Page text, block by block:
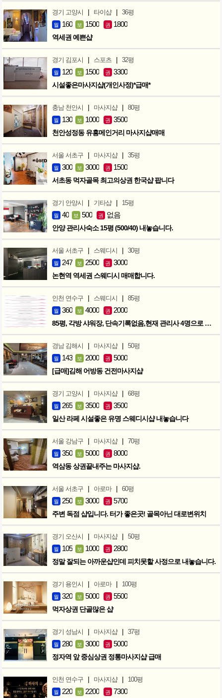
경기 고양시 | 타이샵 | 36평
월 160 보 1500 권 1800
역세권 예쁜샵
경기 김포시 | 스포츠 | 32평
월 120 보 1500 권 3300
시설좋은마사지샵(개인사정)*급매*
충남 천안시 | 마사지샵 | 80평
월 130 보 1000 권 3500
천안성정동 유흥메인거리 마사지샵매매
서울 서초구 | 마사지샵 | 35평
월 300 보 3000 권 1500
서초동 먹자골목 최고의상권 한국샵 팝니다
경기 안양시 | 기타샵 | 15평
월 40 보 500 권 없음
안양 관리사숙소 15평 (500/40) 내놓습니다.
서울 서초구 | 스웨디시 | 30평
월 247 보 2500 권 3000
논현역 역세권 스웨디시 매매합니다.
인천 연수구 | 스웨디시 | 85평
월 360 보 4000 권 2000
85평, 각방 샤워장, 단속기록없음,현재 관리사 4명으로 성업중
경남 김해시 | 마사지샵 | 50평
월 143 보 2000 권 5000
[급매]김해 어방동 건전마사지샵
경기 고양시 | 마사지샵 | 68평
월 265 보 3500 권 3500
일산 라페 시설좋은 유명 스웨디시샵 내놓습니다
서울 강남구 | 마사지샵 | 70평
월 350 보 5000 권 8000
역삼동 상권끝내주는 마사지샵.
서울 서초구 | 아로마 | 60평
월 250 보 3000 권 5700
주변 독점 샵입니다. 터가 좋은곳! 골목아닌 대로변위치
경기 오산시 | 마사지샵 | 50평
월 105 보 1000 권 2800
정말 잘되는 아까운샵인데 피치못할 사정으로 내놓습니다.
경기 용인시 | 아로마 | 100평
월 320 보 5000 권 5500
먹자상권 단골많은 샵
경기 성남시 | 마사지샵 | 37평
월 280 보 3000 권 5000
정자역 앞 중심상권 정통마사지샵 급매
인천 연수구 | 마사지샵 | 100평
월 220 보 2200 권 7300